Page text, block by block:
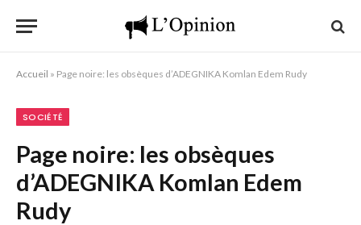
Accueil » Page noire: les obsèques d’ADEGNIKA Komlan Edem Rudy
SOCIÉTÉ
Page noire: les obsèques
d’ADEGNIKA Komlan Edem
Rudy